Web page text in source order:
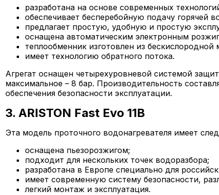
разработана на основе современных
обеспечивает бесперебойную подачу горячей
предлагает простую, удобную и простую
оснащена автоматическим электронным
теплообменник изготовлен из бескислородной
имеет технологию обратного потока.
Агрегат оснащен четырехуровневой системой
максимальное – 8 бар. Производительность
обеспечения безопасности эксплуатации.
3. ARISTON Fast Evo 11B
Эта модель проточного водонагревателя имеет
оснащена пьезорозжигом;
подходит для нескольких точек водоразбора;
разработана в Европе специально для
имеет современную систему безопасности,
легкий монтаж и эксплуатация.